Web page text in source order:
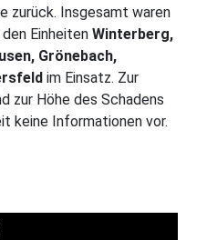
zurück. Insgesamt waren
den Einheiten Winterberg,
Grönebach,
im Einsatz. Zur
zur Höhe des Schadens
keine Informationen vor.